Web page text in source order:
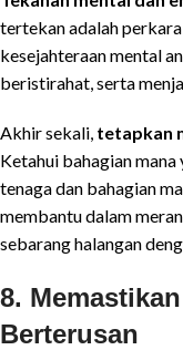
tertekan adalah
kesejahteraan mental
beristirahat, serta
Akhir sekali, tetapkan
Ketahui bahagian
tenaga dan bahagian
membantu dalam
sebarang halangan
8.
Berterusan